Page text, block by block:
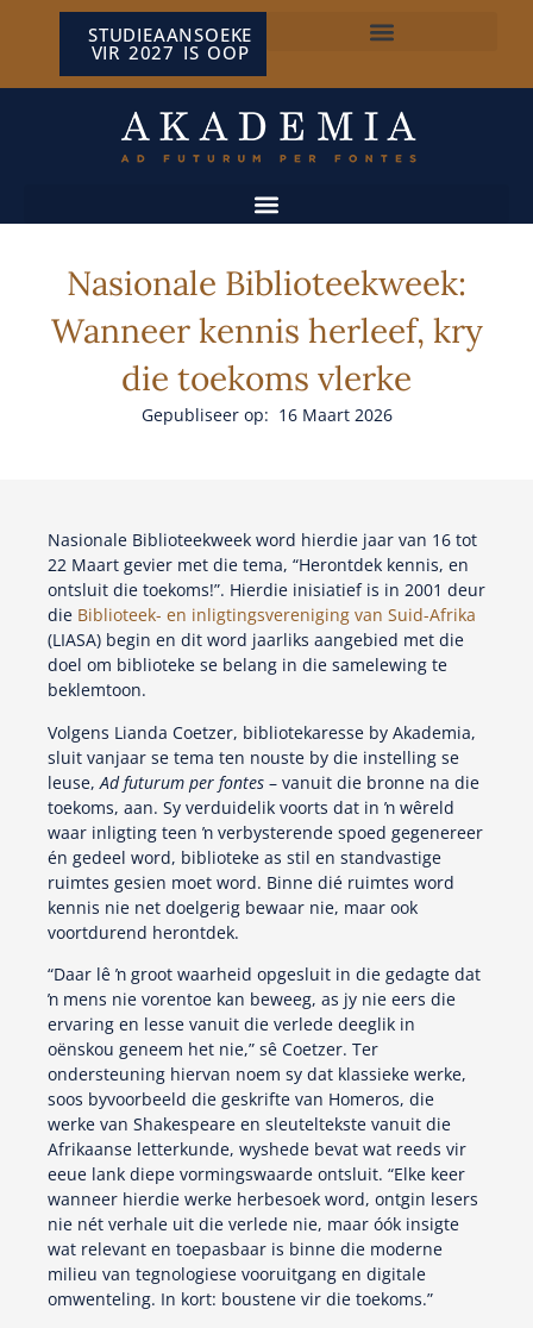
STUDIEAANSOEKE
VIR 2027 IS OOP
Nasionale Biblioteekweek:
Wanneer kennis herleef, kry
die toekoms vlerke
Gepubliseer op: 16 Maart 2026
Nasionale Biblioteekweek word hierdie jaar van 16 tot
22 Maart gevier met die tema, “Herontdek kennis, en
ontsluit die toekoms!”. Hierdie inisiatief is in 2001 deur
die Biblioteek- en inligtingsvereniging van Suid-Afrika
(LIASA) begin en dit word jaarliks aangebied met die
doel om biblioteke se belang in die samelewing te
beklemtoon.
Volgens Lianda Coetzer, bibliotekaresse by Akademia,
sluit vanjaar se tema ten nouste by die instelling se
leuse, Ad futurum per fontes – vanuit die bronne na die
toekoms, aan. Sy verduidelik voorts dat in ŉ wêreld
waar inligting teen ŉ verbysterende spoed gegenereer
én gedeel word, biblioteke as stil en standvastige
ruimtes gesien moet word. Binne dié ruimtes word
kennis nie net doelgerig bewaar nie, maar ook
voortdurend herontdek.
“Daar lê ŉ groot waarheid opgesluit in die gedagte dat
ŉ mens nie vorentoe kan beweeg, as jy nie eers die
ervaring en lesse vanuit die verlede deeglik in
oënskou geneem het nie,” sê Coetzer. Ter
ondersteuning hiervan noem sy dat klassieke werke,
soos byvoorbeeld die geskrifte van Homeros, die
werke van Shakespeare en sleuteltekste vanuit die
Afrikaanse letterkunde, wyshede bevat wat reeds vir
eeue lank diepe vormingswaarde ontsluit. “Elke keer
wanneer hierdie werke herbesoek word, ontgin lesers
nie nét verhale uit die verlede nie, maar óók insigte
wat relevant en toepasbaar is binne die moderne
milieu van tegnologiese vooruitgang en digitale
omwenteling. In kort: boustene vir die toekoms.”